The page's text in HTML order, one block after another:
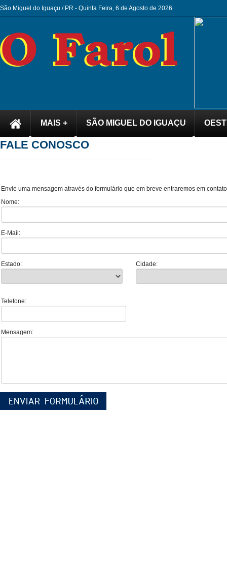
São Miguel do Iguaçu / PR - Quinta Feira, 6 de Agosto de 2026
MAIS + SÃO MIGUEL DO IGUAÇU
FALE CONOSCO
Envie uma mensagem através do formulário que em breve entraremos em
Nome:
E-Mail:
Estado: Cidade:
Telefone:
Mensagem: